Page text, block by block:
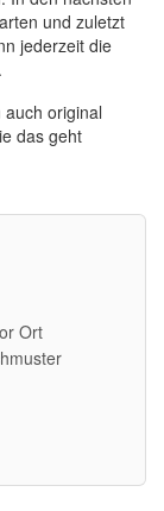
und zuletzt
jederzeit die
original
das geht
Ort